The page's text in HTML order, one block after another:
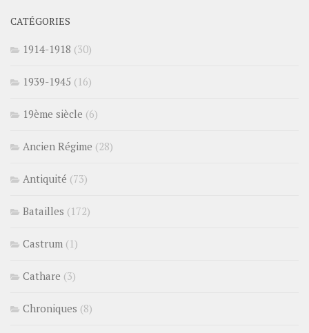
CATÉGORIES
1914-1918 (30)
1939-1945 (16)
19ème siècle (6)
Ancien Régime (28)
Antiquité (73)
Batailles (172)
Castrum (1)
Cathare (3)
Chroniques (8)